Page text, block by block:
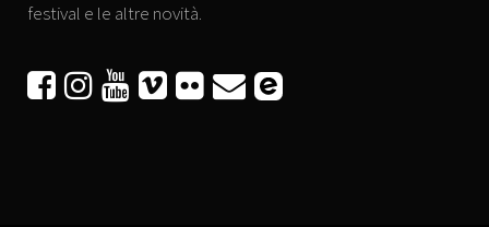
festival e le altre novità.
     